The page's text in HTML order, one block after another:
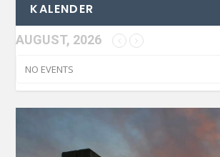
KALENDER
AUGUST, 2026
NO EVENTS